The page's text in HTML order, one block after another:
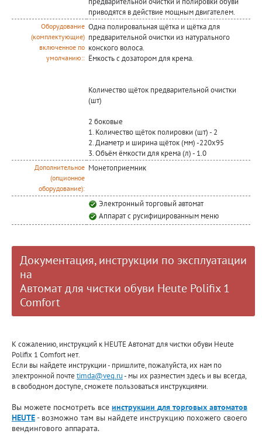
приводятся в действие мощным двигателем.
Оборудование
(комплектующие)
включенное по
умолчанию::
Одна полировальная щётка и щётка для
предварительной очистки из натурального
конского волоса.
Ёмкость с дозатором для крема.
Количество щёток предварительной очистки
(шт)
2 боковые
1. Количество щёток полировки (шт) - 2
2. Диаметр и ширина щёток (мм) -220х95
3. Объём ёмкости для крема (л) - 1.0
Дополнительное
(опционное
оборудование):
Монетоприемник
Электронный торговый автомат
Аппарат с русифицированным меню
Документация, инструкции по эксплуатации
на
Автомат для чистки обуви Heute Polifix 1
Comfort
К сожалению, инструкций к HEUTE Автомат для чистки обуви Heute
Polifix 1 Comfort нет.
Если вы найдете инструкции - пришлите, пожалуйста, их нам по
электронной почте timda@veq.ru- мы их разместим здесь и вы всегда,
в свободном доступе, сможете пользоваться инструкциями.
Вы можете посмотреть все инструкции для торговых автоматов
HEUTE- возможно там вы найдете инструкцию похожего своего
вендингового аппарата.